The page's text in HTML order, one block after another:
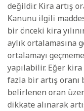
değildir. Kira artış
Kanunu ilgili
bir önceki kira
aylık ortalamasına
ortalamayı
yapılabilir. Eğer
fazla bir artış oranı
belirlenen oran
dikkate alınarak